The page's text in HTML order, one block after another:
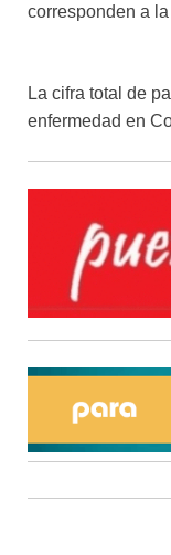
corresponden a
La cifra total de
enfermedad en